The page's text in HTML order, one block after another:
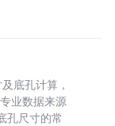
底孔计算，
业数据来源
孔尺寸的常